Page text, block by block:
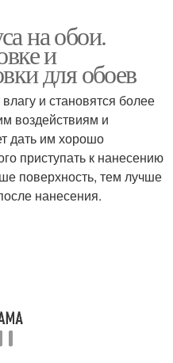
на обои.
и
для обоев
и становятся более
воздействиям и
дать им хорошо
приступать к нанесению
поверхность, тем лучше
нанесения.